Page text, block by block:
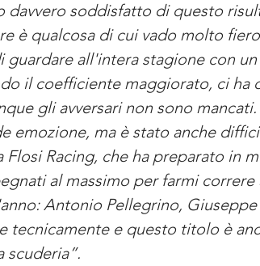
davvero soddisfatto di questo
è qualcosa di cui vado molto
all'intera stagione con
il coefficiente maggiorato, ci ha
gli avversari non sono
emozione, ma è stato anche
Racing, che ha preparato in
al massimo per farmi
Antonio Pellegrino,
tecnicamente e questo titolo è
scuderia”.